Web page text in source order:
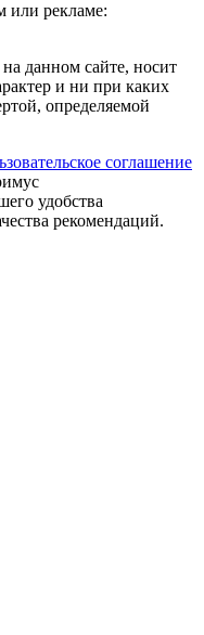
или рекламе:
данном сайте, носит
и ни при каких
определяемой
соглашение
удобства
рекомендаций.